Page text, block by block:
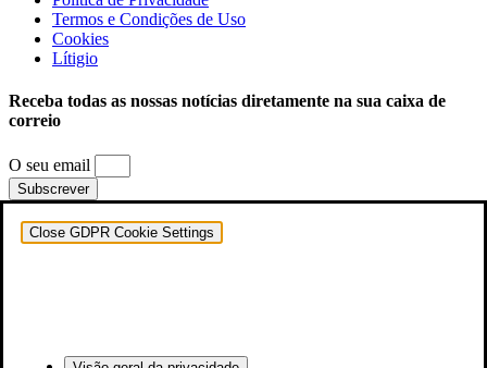
Termos e Condições de Uso
Cookies
Lítigio
Receba todas as nossas notícias diretamente na sua caixa de
correio
O seu email
Subscrever
Close GDPR Cookie Settings